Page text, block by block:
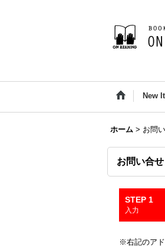
New
ホーム > お問
お問い合せ
STEP 1
入力
※右記のア